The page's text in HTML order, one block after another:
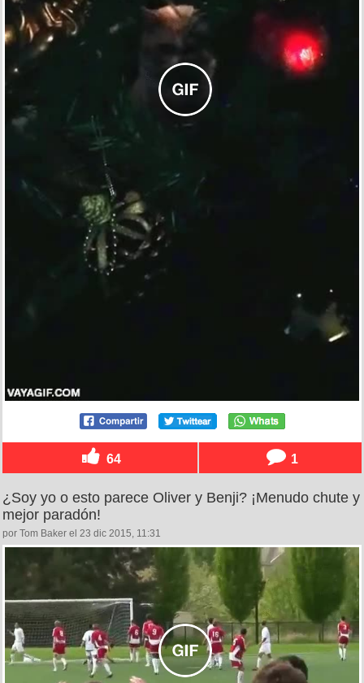
64 1
¿Soy yo o esto parece Oliver y Benji? ¡Menudo chute y
mejor paradón!
por Tom Baker el 23 dic 2015, 11:31